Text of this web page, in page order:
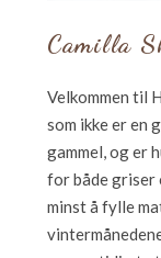
Camilla
Velkommen til
som ikke er en
gammel, og er
for både griser
minst å fylle